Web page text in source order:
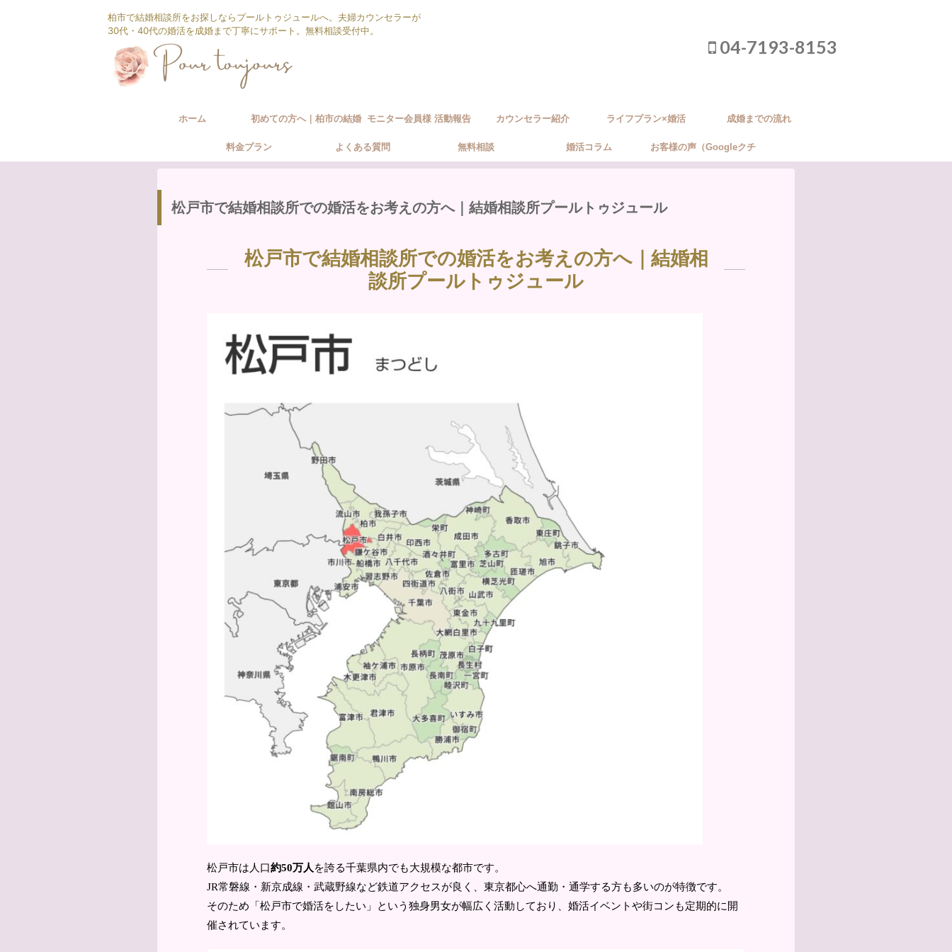
柏市で結婚相談所をお探しならプールトゥジュールへ。夫婦カウンセラーが
30代・40代の婚活を成婚まで丁寧にサポート。無料相談受付中。
04-7193-8153
ホーム 初めての方へ｜柏市の結婚
相談所の婚活サポート方針
モニター会員様 活動報告 カウンセラー紹介 ライフプラン×婚活 成婚までの流れ
料金プラン よくある質問 無料相談 婚活コラム お客様の声（Googleクチ
松戸市で結婚相談所での婚活をお考えの方へ｜結婚相談所プールトゥジュール
松戸市で結婚相談所での婚活をお考えの方へ｜結婚相
談所プールトゥジュール
松戸市は人口約50万人 を誇る千葉県内でも大規模な都市です。
JR常磐線・新京成線・武蔵野線など鉄道アクセスが良く、東京都心へ通勤・通学する方も多いのが特徴です。
そのため「松戸市で婚活をしたい」という独身男女が幅広く活動しており、婚活イベントや街コンも定期的に開
催されています。